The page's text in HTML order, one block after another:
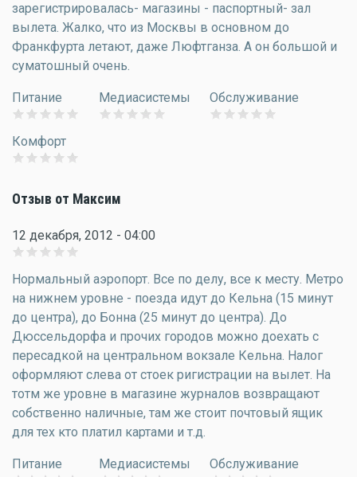
зарегистрировалась- магазины - паспортный- зал
вылета. Жалко, что из Москвы в основном до
Франкфурта летают, даже Люфтганза. А он большой и
суматошный очень.
Питание Медиасистемы Обслуживание
Комфорт
Отзыв от Максим
12 декабря, 2012 - 04:00
Нормальный аэропорт. Все по делу, все к месту. Метро
на нижнем уровне - поезда идут до Кельна (15 минут
до центра), до Бонна (25 минут до центра). До
Дюссельдорфа и прочих городов можно доехать с
пересадкой на центральном вокзале Кельна. Налог
оформляют слева от стоек ригистрации на вылет. На
тотм же уровне в магазине журналов возвращают
собственно наличные, там же стоит почтовый ящик
для тех кто платил картами и т.д.
Питание Медиасистемы Обслуживание